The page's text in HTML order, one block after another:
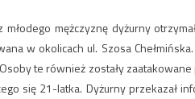
mężczyznę dyżurny
w okolicach ul. Szosa
te również zostały
się 21-latka. Dyżurny przekazał